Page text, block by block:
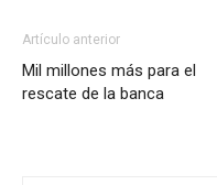
Artículo anterior
Mil millones más para el
rescate de la banca